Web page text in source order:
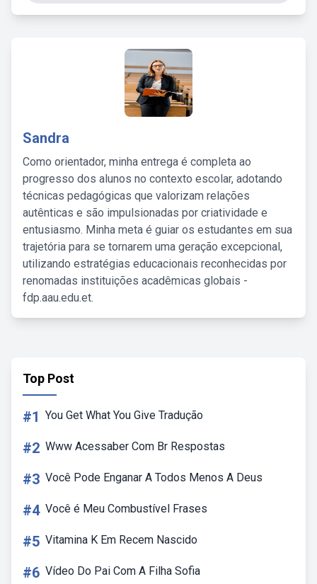
Sandra
Como orientador, minha entrega é completa ao
progresso dos alunos no contexto escolar, adotando
técnicas pedagógicas que valorizam relações
autênticas e são impulsionadas por criatividade e
entusiasmo. Minha meta é guiar os estudantes em sua
trajetória para se tornarem uma geração excepcional,
utilizando estratégias educacionais reconhecidas por
renomadas instituições acadêmicas globais -
fdp.aau.edu.et.
Top Post
#1 You Get What You Give Tradução
#2 Www Acessaber Com Br Respostas
#3 Você Pode Enganar A Todos Menos A Deus
#4 Você é Meu Combustível Frases
#5 Vitamina K Em Recem Nascido
#6 Vídeo Do Pai Com A Filha Sofia